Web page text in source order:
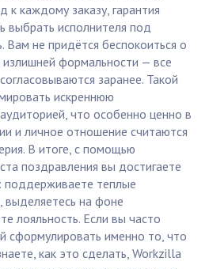
каждому заказу, гарантия
выбрать исполнителя под
не придётся беспокоиться о
формальности — все
заранее. Такой
искреннюю
что особенно ценно в
и личное отношение считаются
В итоге, с помощью
поздравления вы достигаете
поддерживаете теплые
выделяетесь на фоне
лояльность. Если вы часто
сформулировать именно то, что
как это сделать, Workzilla